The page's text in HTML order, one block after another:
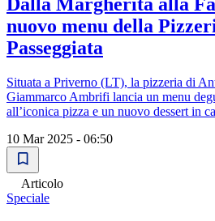
nuovo menu della
Passeggiata
Situata a Priverno (LT), la pizzeria di
Giammarco Ambrifi lancia un menu
all’iconica pizza e un nuovo dessert in
10 Mar 2025 - 06:50
Articolo
Speciale